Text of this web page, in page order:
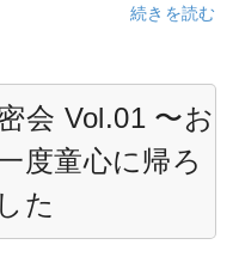
続きを読む
会 Vol.01 〜お
度童心に帰ろ
た